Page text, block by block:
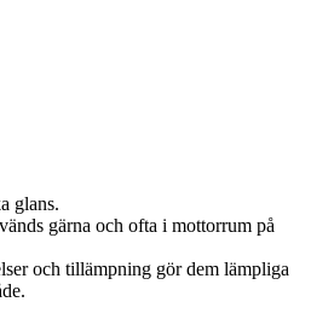
glans.
gärna och ofta i mottorrum på
och tillämpning gör dem lämpliga